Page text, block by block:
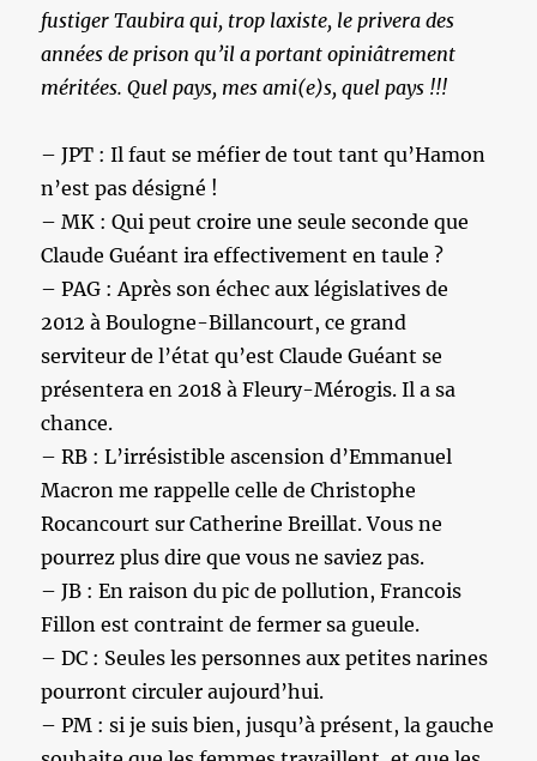
fustiger Taubira qui, trop laxiste, le privera des
années de prison qu’il a portant opiniâtrement
méritées. Quel pays, mes ami(e)s, quel pays !!!
– JPT : Il faut se méfier de tout tant qu’Hamon
n’est pas désigné !
– MK : Qui peut croire une seule seconde que
Claude Guéant ira effectivement en taule ?
– PAG : Après son échec aux législatives de
2012 à Boulogne-Billancourt, ce grand
serviteur de l’état qu’est Claude Guéant se
présentera en 2018 à Fleury-Mérogis. Il a sa
chance.
– RB : L’irrésistible ascension d’Emmanuel
Macron me rappelle celle de Christophe
Rocancourt sur Catherine Breillat. Vous ne
pourrez plus dire que vous ne saviez pas.
– JB : En raison du pic de pollution, Francois
Fillon est contraint de fermer sa gueule.
– DC : Seules les personnes aux petites narines
pourront circuler aujourd’hui.
– PM : si je suis bien, jusqu’à présent, la gauche